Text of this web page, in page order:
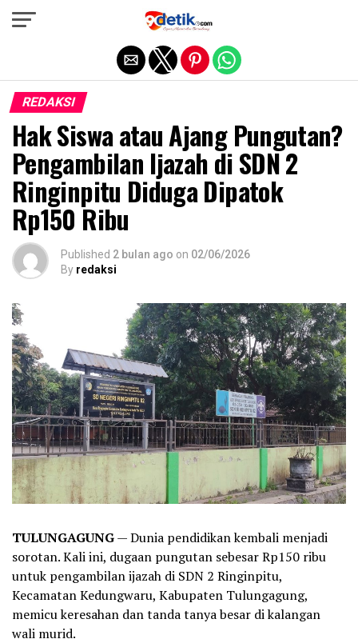
REDAKSI
Hak Siswa atau Ajang Pungutan?
Pengambilan Ijazah di SDN 2
Ringinpitu Diduga Dipatok
Rp150 Ribu
Published 2 bulan ago on 02/06/2026
By redaksi
TULUNGAGUNG— Dunia pendidikan kembali menjadi
sorotan. Kali ini, dugaan pungutan sebesar Rp150 ribu
untuk pengambilan ijazah di SDN 2 Ringinpitu,
Kecamatan Kedungwaru, Kabupaten Tulungagung,
memicu keresahan dan tanda tanya besar di kalangan
wali murid.
Exit mobile version